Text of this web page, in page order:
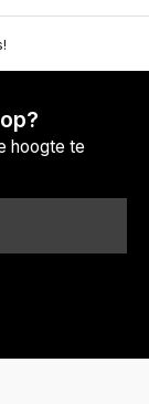
hoogte te